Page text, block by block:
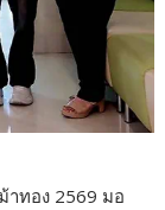
ทอง 2569 มอ